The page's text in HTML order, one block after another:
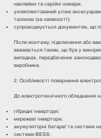
наклейки та серійні номери;
укомплектований усіма
талоном (за наявності);
супроводжується документом, що
Після монтажу, підключення або
вважається таким, що був у
випадках, передбачених
виробника.
2. Особливості повернення
До електротехнічного обладнання
гібридні інвертори;
мережеві інвертори;
акумуляторні батареї та системи
системи BESS;